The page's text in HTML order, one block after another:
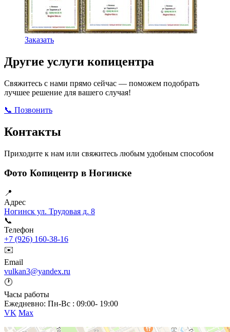
ЗаказатьЭтот
несколько
Опции
можно
товара.
Другие услуги копицентра
Свяжитесь с нами прямо сейчас — поможем подобрать
лучшее решение для вашего случая!
📞 Позвонить
Контакты
Приходите к нам или свяжитесь любым удобным способом
Фото Копицентр в Ногинске
📍
Адрес
Ногинск ул. Трудовая д. 8
📞
Телефон
+7 (926) 160-38-16
✉️
Email
vulkan3@yandex.ru
🕐
Часы работы
Ежедневно: Пн-Вс : 09:00- 19:00
VK Max